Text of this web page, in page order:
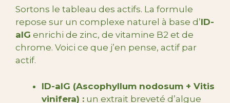
Sortons le tableau des actifs. La formule
repose sur un complexe naturel à base d’ID-
alG enrichi de zinc, de vitamine B2 et de
chrome. Voici ce que j’en pense, actif par
actif.
ID-alG (Ascophyllum nodosum + Vitis
vinifera) : un extrait breveté d’algue